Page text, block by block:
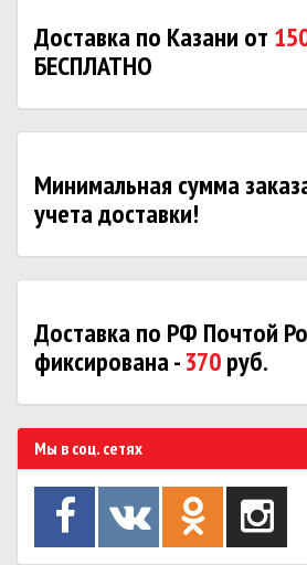
Доставка по Казани от
БЕСПЛАТНО
Минимальная сумма
учета доставки!
Доставка по РФ Почтой
фиксирована -370руб.
Мы в соц. сетях